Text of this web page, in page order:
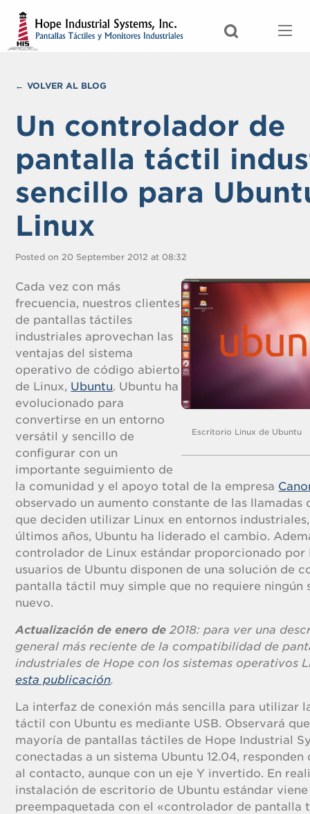
VOLVER AL BLOG
Un controlador de
pantalla táctil
sencillo para
Linux
Posted on 20 September 2012 at 08:32
Escritorio Linux de Ubuntu
Cada vez con más
frecuencia, nuestros clientes
de pantallas táctiles
industriales aprovechan las
ventajas del sistema
operativo de código abierto
de Linux, Ubuntu. Ubuntu ha
evolucionado para
convertirse en un entorno
versátil y sencillo de
configurar con un
importante seguimiento de
la comunidad y el apoyo total de la empresa
observado un aumento constante de las llamadas
que deciden utilizar Linux en entornos
últimos años, Ubuntu ha liderado el cambio.
controlador de Linux estándar proporcionado por
usuarios de Ubuntu disponen de una solución de
pantalla táctil muy simple que no requiere ningún
nuevo.
Actualización de enero de 2018: para ver una
general más reciente de la compatibilidad de
industriales de Hope con los sistemas operativos
esta publicación.
La interfaz de conexión más sencilla para utilizar
táctil con Ubuntu es mediante USB. Observará
mayoría de pantallas táctiles de Hope Industrial
conectadas a un sistema Ubuntu 12.04,
al contacto, aunque con un eje Y invertido. En
instalación de escritorio de Ubuntu estándar viene
preempaquetada con el «controlador de pantalla